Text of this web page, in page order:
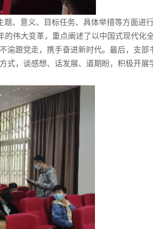
题、意义、目标任务、具体举措等方面进
伟大变革，重点阐述了以中国式现代化
渝跟党走，携手奋进新时代。最后，支部
式，谈感想、话发展、道期盼，积极开展